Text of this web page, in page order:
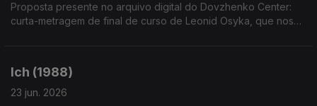
Proposta presente no arquivo digital do Dovzhenko Center:
curta-metragem de final de curso de Leonid Osyka, que nos
Ich (1988)
23 jun. 2026